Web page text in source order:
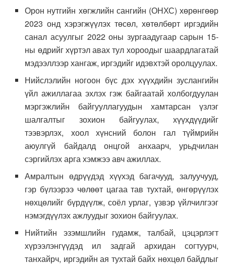
Орон нутгийн хөгжлийн сангийн (ОНХС) хөрөнгөөр
2023 онд хэрэгжүүлэх төсөл, хөтөлбөрт иргэдийн
санал асуулгыг 2022 оны зургаадугаар сарын 15-
ны өдрийг хүртэл авах тул хороодыг шаардлагатай
мэдээллээр хангаж, иргэдийг идэвхтэй оролцуулах.
Нийслэлийн ногоон бүс дэх хүүхдийн зуслангийн
үйл ажиллагаа эхлэх гэж байгаатай холбогдуулан
мэргэжлийн байгууллагуудын хамтарсан үзлэг
шалгалтыг зохион байгуулах, хүүхдүүдийг
тээвэрлэх, хоол хүнсний болон гал түймрийн
аюулгүй байдалд онцгой анхаарч, урьдчилан
сэргийлэх арга хэмжээ авч ажиллах.
Амралтын өдрүүдэд хүүхэд багачууд, залуучууд,
гэр бүлээрээ чөлөөт цагаа тав тухтай, өнгөрүүлэх
нөхцөлийг бүрдүүлж, соёл урлаг, үзвэр үйлчилгээг
нэмэгдүүлэх ажлуудыг зохион байгуулах.
Нийтийн эзэмшлийн гудамж, талбай, цэцэрлэгт
хүрээлэнгүүдэд ил задгай архидан согтуурч,
танхайрч, иргэдийн ая тухтай байх нөхцөл байдлыг